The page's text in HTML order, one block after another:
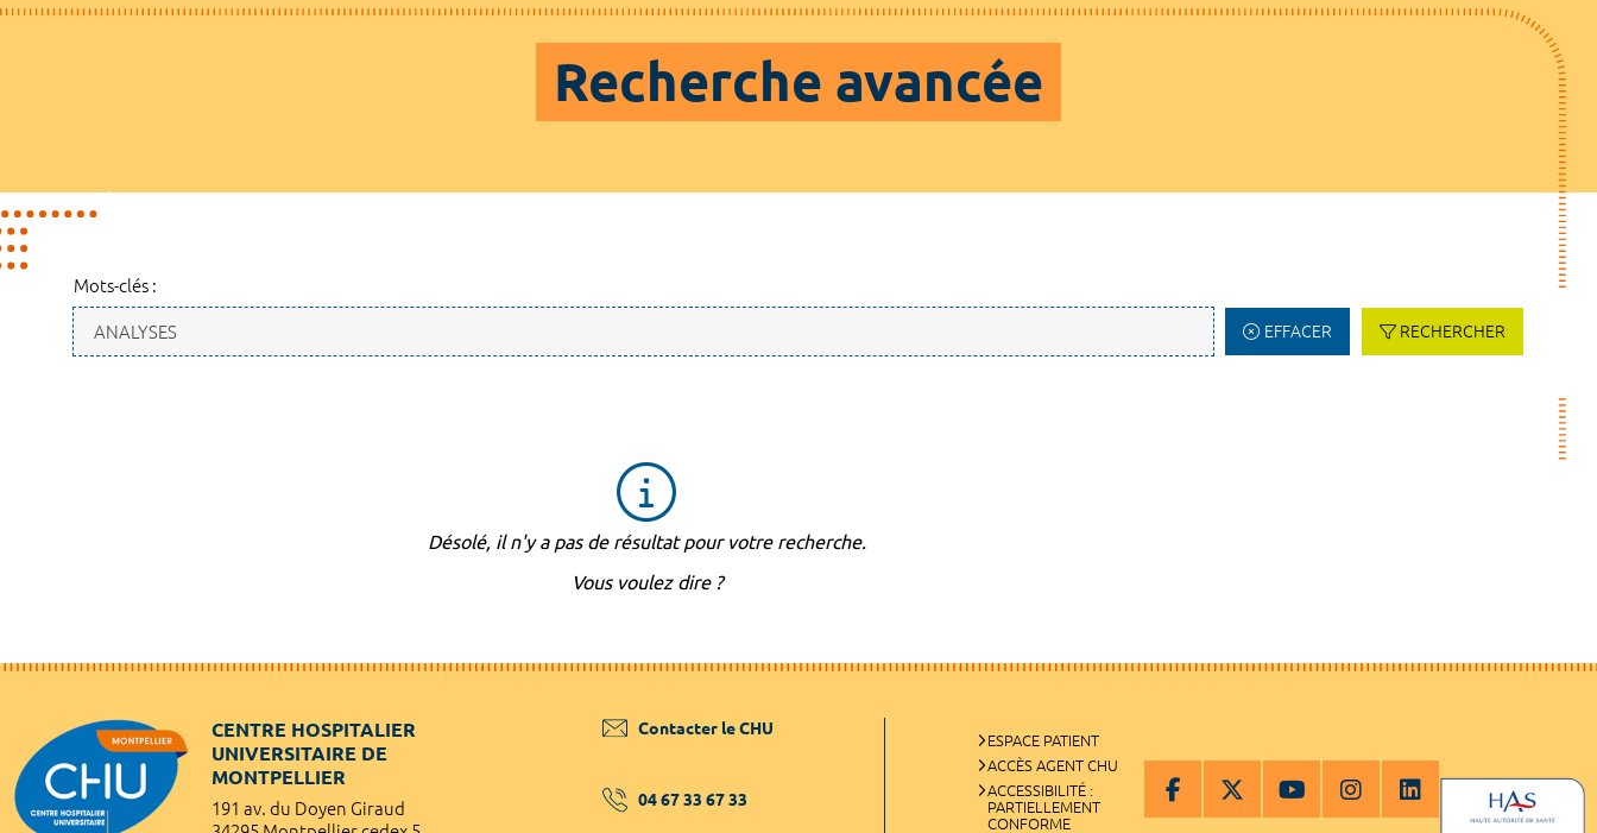
Recherche avancée
Mots-clés :
EFFACER RECHERCHER
Désolé, il n'y a pas de résultat pour votre recherche.
Vous voulez dire ?
CENTRE HOSPITALIER
UNIVERSITAIRE DE
MONTPELLIER
191 av. du Doyen Giraud
Contacter le CHU
04 67 33 67 33
ESPACE PATIENT
ACCÈS AGENT CHU
ACCESSIBILITÉ :
PARTIELLEMENT
CONFORME